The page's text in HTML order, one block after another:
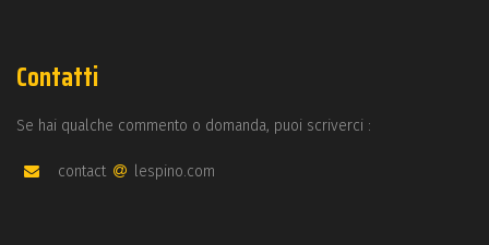
Contatti
Se hai qualche commento o domanda, puoi scriverci :
contact lespino.com